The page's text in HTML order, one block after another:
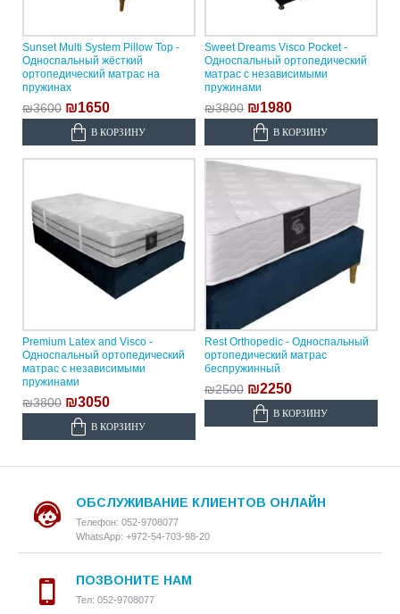
Sunset Multi System Pillow Top -
Односпальный жёсткий
ортопедический матрас на
пружинах
₪3600 ₪1650
В КОРЗИНУ
Sweet Dreams Visco Pocket -
Односпальный ортопедический
матрас с независимыми
пружинами
₪3800 ₪1980
В КОРЗИНУ
Premium Latex and Visco -
Односпальный ортопедический
матрас с независимыми
пружинами
₪3800 ₪3050
В КОРЗИНУ
Rest Orthopedic - Односпальный
ортопедический матрас
беспружинный
₪2500 ₪2250
В КОРЗИНУ
ОБСЛУЖИВАНИЕ КЛИЕНТОВ ОНЛАЙН
Телефон: 052-9708077
WhatsApp: +972-54-703-98-20
ПОЗВОНИТЕ НАМ
Тел: 052-9708077